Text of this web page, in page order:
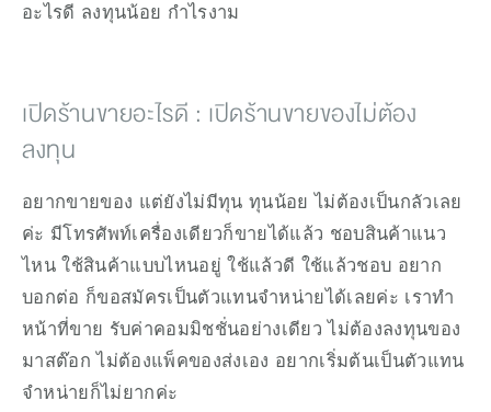
อะไรดี ลงทุนน้อย กำไรงาม
เปิดร้านขายอะไรดี : เปิดร้านขายของไม่ต้อง
ลงทุน
อยากขายของ แต่ยังไม่มีทุน ทุนน้อย ไม่ต้องเป็นกลัวเลย
ค่ะ มีโทรศัพท์เครื่องเดียวก็ขายได้แล้ว ชอบสินค้าแนว
ไหน ใช้สินค้าแบบไหนอยู่ ใช้แล้วดี ใช้แล้วชอบ อยาก
บอกต่อ ก็ขอสมัครเป็นตัวแทนจำหน่ายได้เลยค่ะ เราทำ
หน้าที่ขาย รับค่าคอมมิชชั่นอย่างเดียว ไม่ต้องลงทุนของ
มาสต๊อก ไม่ต้องแพ็คของส่งเอง อยากเริ่มต้นเป็นตัวแทน
จำหน่ายก็ไม่ยากค่ะ